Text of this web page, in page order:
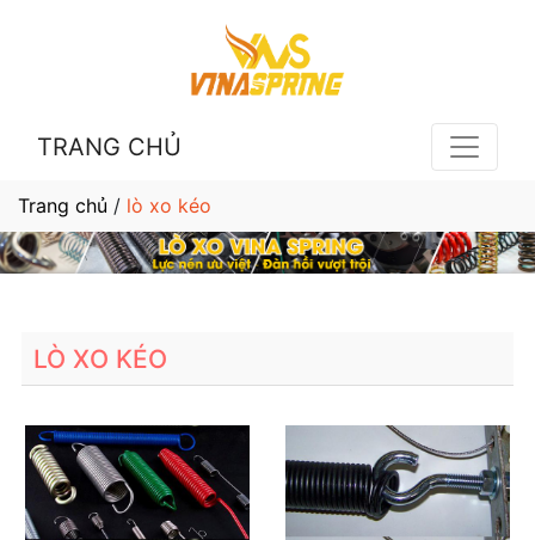
TRANG CHỦ
Trang chủ / lò xo kéo
LÒ XO KÉO